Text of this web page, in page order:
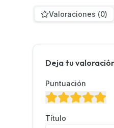
Valoraciones (0)
Deja tu
Puntuación
Título